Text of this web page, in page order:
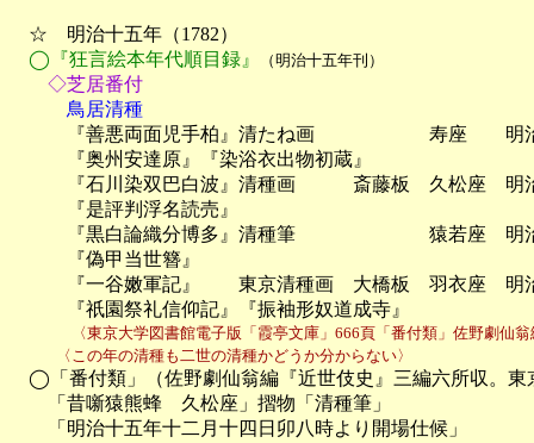
☆　明治十五年（1782）
◯『狂言絵本年代順目録』
（明治十五年刊）
◇芝居番付
鳥居清種
『善悪両面児手柏』清たね画　　　　　　寿座　　明
『奥州安達原』『染浴衣出物初蔵』
『石川染双巴白波』清種画　　　斎藤板　久松座　明
『是評判浮名読売』
『黒白論織分博多』清種筆　　　　　　　猿若座　明
『偽甲当世簪』
『一谷嫩軍記』　　東京清種画　大橋板　羽衣座　明
『祇園祭礼信仰記』『振袖形奴道成寺』
〈東京大学図書館電子版「霞亭文庫」666頁「番付類」佐野劇仙翁
〈この年の清種も二世の清種かどうか分からない〉
◯「番付類」（佐野劇仙翁編『近世伎史』三編六所収。東
「昔噺猿熊蜂　久松座」摺物「清種筆」
「明治十五年十二月十四日卯八時より開場仕候」